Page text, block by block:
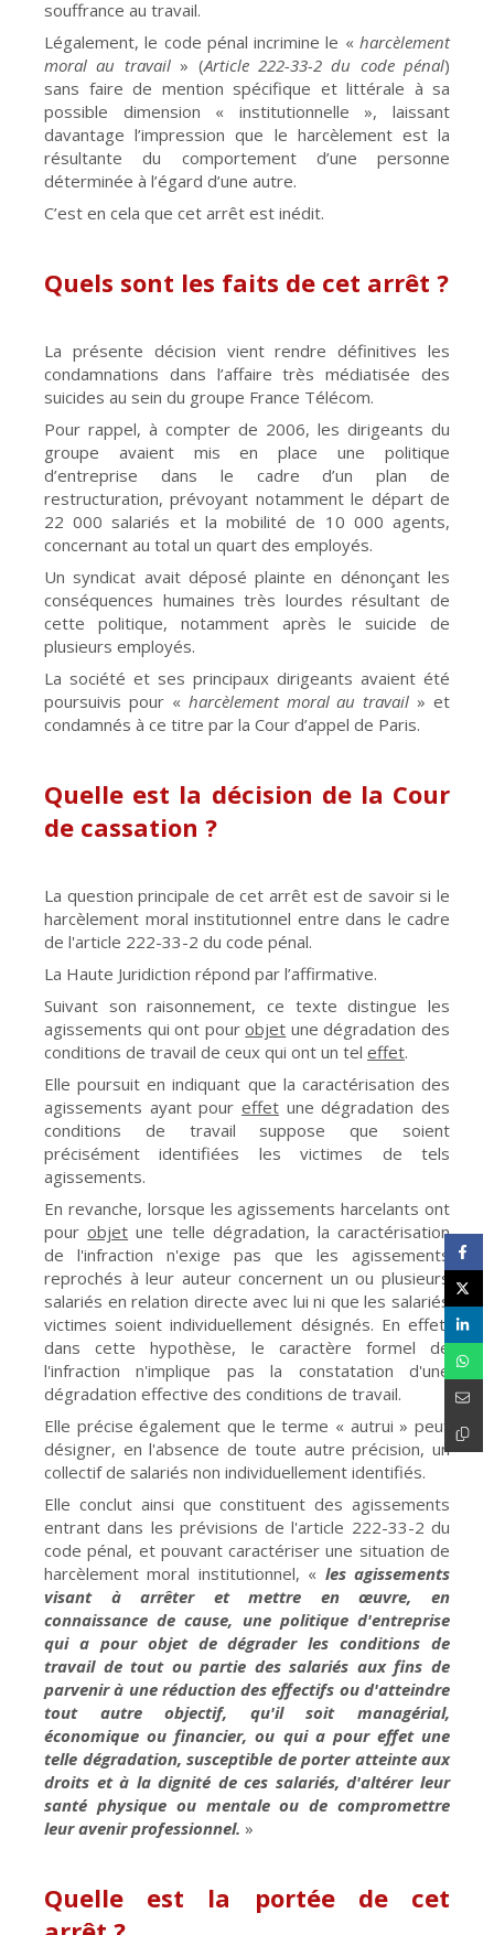
souffrance au travail.
Légalement, le code pénal incrimine le « harcèlement
moral au travail» (Article 222-33-2 du code pénal)
sans faire de mention spécifique et littérale à sa
possible dimension « institutionnelle », laissant
davantage l’impression que le harcèlement est la
résultante du comportement d’une personne
déterminée à l’égard d’une autre.
C’est en cela que cet arrêt est inédit.
Quels sont les faits de cet arrêt ?
La présente décision vient rendre définitives les
condamnations dans l’affaire très médiatisée des
suicides au sein du groupe France Télécom.
Pour rappel, à compter de 2006, les dirigeants du
groupe avaient mis en place une politique
d’entreprise dans le cadre d’un plan de
restructuration, prévoyant notamment le départ de
22 000 salariés et la mobilité de 10 000 agents,
concernant au total un quart des employés.
Un syndicat avait déposé plainte en dénonçant les
conséquences humaines très lourdes résultant de
cette politique, notamment après le suicide de
plusieurs employés.
La société et ses principaux dirigeants avaient été
poursuivis pour « harcèlement moral au travail » et
condamnés à ce titre par la Cour d’appel de Paris.
Quelle est la décision de la Cour
de cassation ?
La question principale de cet arrêt est de savoir si le
harcèlement moral institutionnel entre dans le cadre
de l'article 222-33-2 du code pénal.
La Haute Juridiction répond par l’affirmative.
Suivant son raisonnement, ce texte distingue les
agissements qui ont pourobjet une dégradation des
conditions de travail de ceux qui ont un tel effet.
Elle poursuit en indiquant que la caractérisation des
agissements ayant pour effet une dégradation des
conditions de travail suppose que soient
précisément identifiées les victimes de tels
agissements.
En revanche, lorsque les agissements harcelants ont
pourobjet une telle dégradation, la caractérisation
de l'infraction n'exige pas que les agissements
reprochés à leur auteur concernent un ou plusieurs
salariés en relation directe avec lui ni que les salariés
victimes soient individuellement désignés. En effet,
dans cette hypothèse, le caractère formel de
l'infraction n'implique pas la constatation d'une
dégradation effective des conditions de travail.
Elle précise également que le terme « autrui » peut
désigner, en l'absence de toute autre précision, un
collectif de salariés non individuellement identifiés.
Elle conclut ainsi que constituent des agissements
entrant dans les prévisions de l'article 222-33-2 du
code pénal, et pouvant caractériser une situation de
harcèlement moral institutionnel, « les agissements
visant à arrêter et mettre en œuvre, en
connaissance de cause, une politique d'entreprise
qui a pour objet de dégrader les conditions de
travail de tout ou partie des salariés aux fins de
parvenir à une réduction des effectifs ou d'atteindre
tout autre objectif, qu'il soit managérial,
économique ou financier, ou qui a pour effet une
telle dégradation, susceptible de porter atteinte aux
droits et à la dignité de ces salariés, d'altérer leur
santé physique ou mentale ou de compromettre
leur avenir professionnel. »
Quelle est la portée de cet